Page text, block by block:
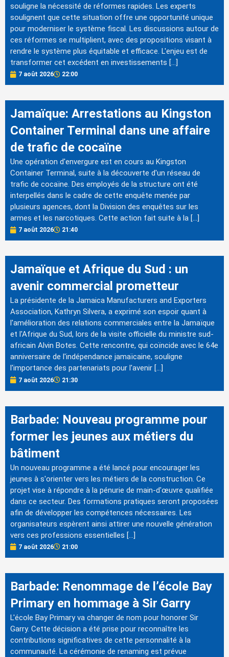
souligne la nécessité de réformes rapides. Les experts
soulignent que cette situation offre une opportunité unique
pour moderniser le système fiscal. Les discussions autour de
ces réformes se multiplient, avec des propositions visant à
rendre le système plus équitable et efficace. L'enjeu est de
transformer cet excédent en investissements […]
7 août 2026 22:00
Jamaïque: Arrestations au Kingston
Container Terminal dans une affaire
de trafic de cocaïne
Une opération d'envergure est en cours au Kingston
Container Terminal, suite à la découverte d'un réseau de
trafic de cocaïne. Des employés de la structure ont été
interpellés dans le cadre de cette enquête menée par
plusieurs agences, dont la Division des enquêtes sur les
armes et les narcotiques. Cette action fait suite à la […]
7 août 2026 21:40
Jamaïque et Afrique du Sud : un
avenir commercial prometteur
La présidente de la Jamaica Manufacturers and Exporters
Association, Kathryn Silvera, a exprimé son espoir quant à
l'amélioration des relations commerciales entre la Jamaïque
et l'Afrique du Sud, lors de la visite officielle du ministre sud-
africain Alvin Botes. Cette rencontre, qui coïncide avec le 64e
anniversaire de l'indépendance jamaïcaine, souligne
l'importance des partenariats pour l'avenir […]
7 août 2026 21:30
Barbade: Nouveau programme pour
former les jeunes aux métiers du
bâtiment
Un nouveau programme a été lancé pour encourager les
jeunes à s'orienter vers les métiers de la construction. Ce
projet vise à répondre à la pénurie de main-d'œuvre qualifiée
dans ce secteur. Des formations pratiques seront proposées
afin de développer les compétences nécessaires. Les
organisateurs espèrent ainsi attirer une nouvelle génération
vers ces professions essentielles […]
7 août 2026 21:00
Barbade: Renommage de l’école Bay
Primary en hommage à Sir Garry
L'école Bay Primary va changer de nom pour honorer Sir
Garry. Cette décision a été prise pour reconnaître les
contributions significatives de cette personnalité à la
communauté. La cérémonie de renaming est prévue